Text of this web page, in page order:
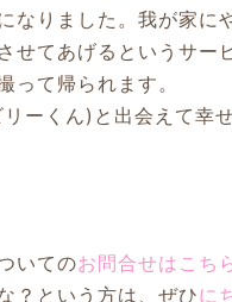
なりました。我が家に
せてあげるというサー
って帰られます。
ーくん)と出会えて幸せ
いてのお問合せはこち
？という方は、ぜひに